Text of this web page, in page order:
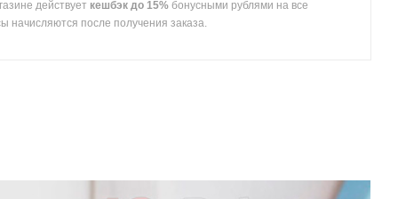
действует кешбэк до 15% бонусными рублями на все
начисляются после получения заказа.